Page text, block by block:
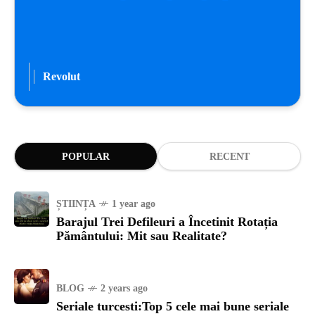
Revolut
POPULAR RECENT
ȘTIINȚA 1 year ago
Barajul Trei Defileuri a Încetinit Rotația
Pământului: Mit sau Realitate?
BLOG 2 years ago
Seriale turcesti:Top 5 cele mai bune seriale